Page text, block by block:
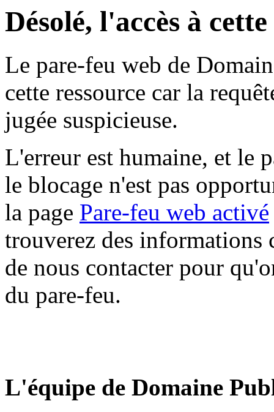
Désolé, l'accès à
Le pare-feu web de
cette ressource car la
jugée suspicieuse.
L'erreur est humaine, et le
le blocage n'est pas
la page Pare-feu web activé
trouverez des informations
de nous contacter pour
du pare-feu.
L'équipe de Domaine